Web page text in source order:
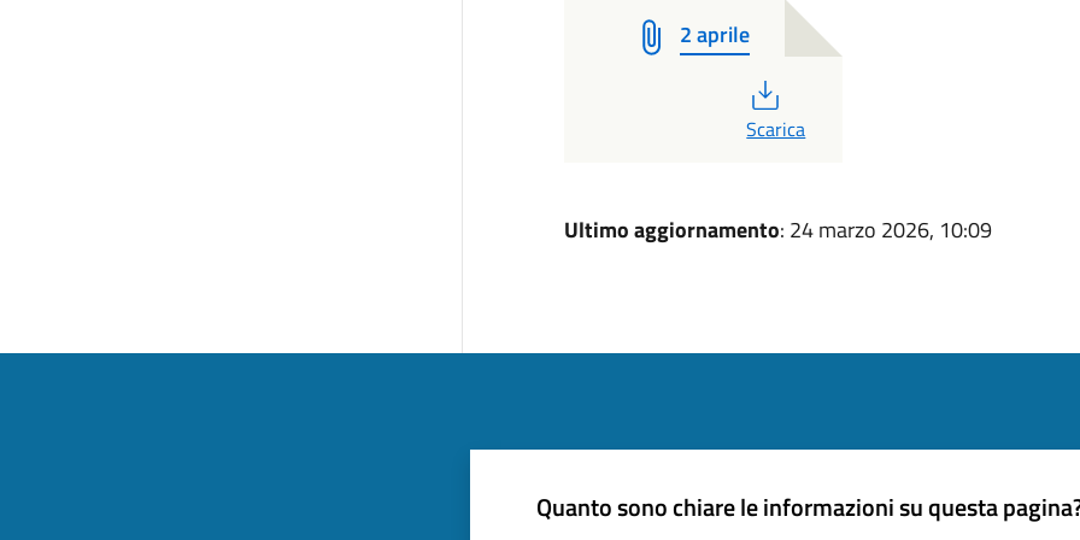
2 aprile
PDF
Scarica
Ultimo aggiornamento: 24 marzo 2026, 10:09
Quanto sono chiare le informazioni su questa